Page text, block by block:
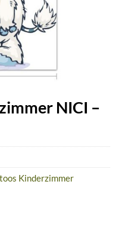
NICI –
Kinderzimmer